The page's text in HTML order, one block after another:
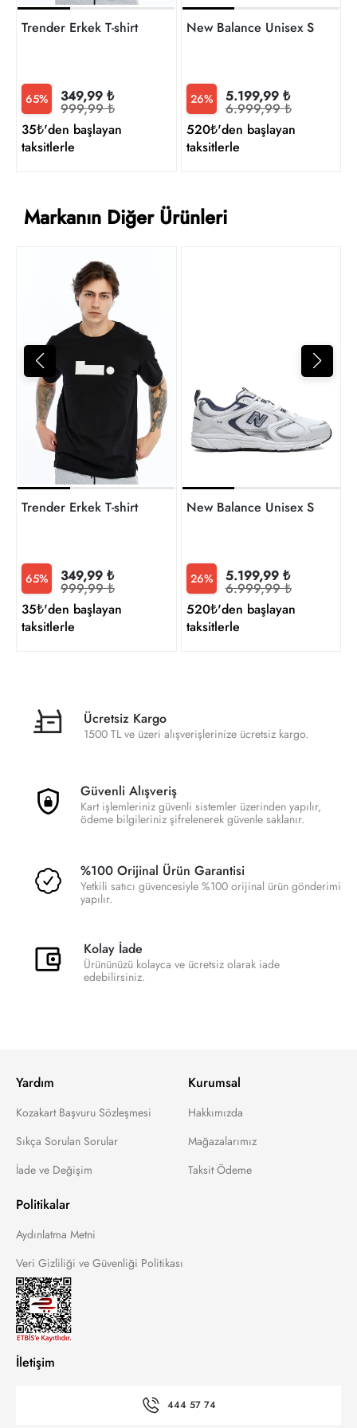
Trender Erkek T-shirt
65% 349,99 ₺
999,99 ₺
35₺'den başlayan
taksitlerle
New Balance Unisex Sneaker
26% 5.199,99 ₺
6.999,99 ₺
520₺'den başlayan
taksitlerle
Markanın Diğer Ürünleri
Trender Erkek T-shirt
65% 349,99 ₺
999,99 ₺
35₺'den başlayan
taksitlerle
New Balance Unisex Sneaker
26% 5.199,99 ₺
6.999,99 ₺
520₺'den başlayan
taksitlerle
Ücretsiz Kargo
1500 TL ve üzeri alışverişlerinize ücretsiz kargo.
Güvenli Alışveriş
Kart işlemleriniz güvenli sistemler üzerinden yapılır,
ödeme bilgileriniz şifrelenerek güvenle saklanır.
%100 Orijinal Ürün Garantisi
Yetkili satıcı güvencesiyle %100 orijinal ürün gönderimi
yapılır.
Kolay İade
Ürününüzü kolayca ve ücretsiz olarak iade
edebilirsiniz.
Yardım
Kozakart Başvuru Sözleşmesi
Sıkça Sorulan Sorular
İade ve Değişim
Kurumsal
Hakkımızda
Mağazalarımız
Taksit Ödeme
Politikalar
Aydınlatma Metni
Veri Gizliliği ve Güvenliği Politikası
İletişim
444 57 74